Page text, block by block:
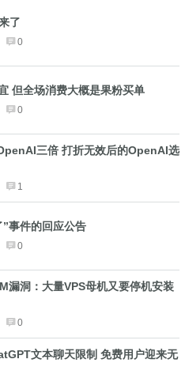
了
0
但全场消费大概是果粉买单
0
三倍 打折无效后的OpenAI选
1
事件的回应公告
0
漏洞：大量VPS母机又要停机安装
0
文本聊天限制 免费用户迎来无